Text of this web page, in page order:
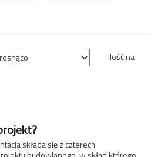
Ilość na
składa się z czterech